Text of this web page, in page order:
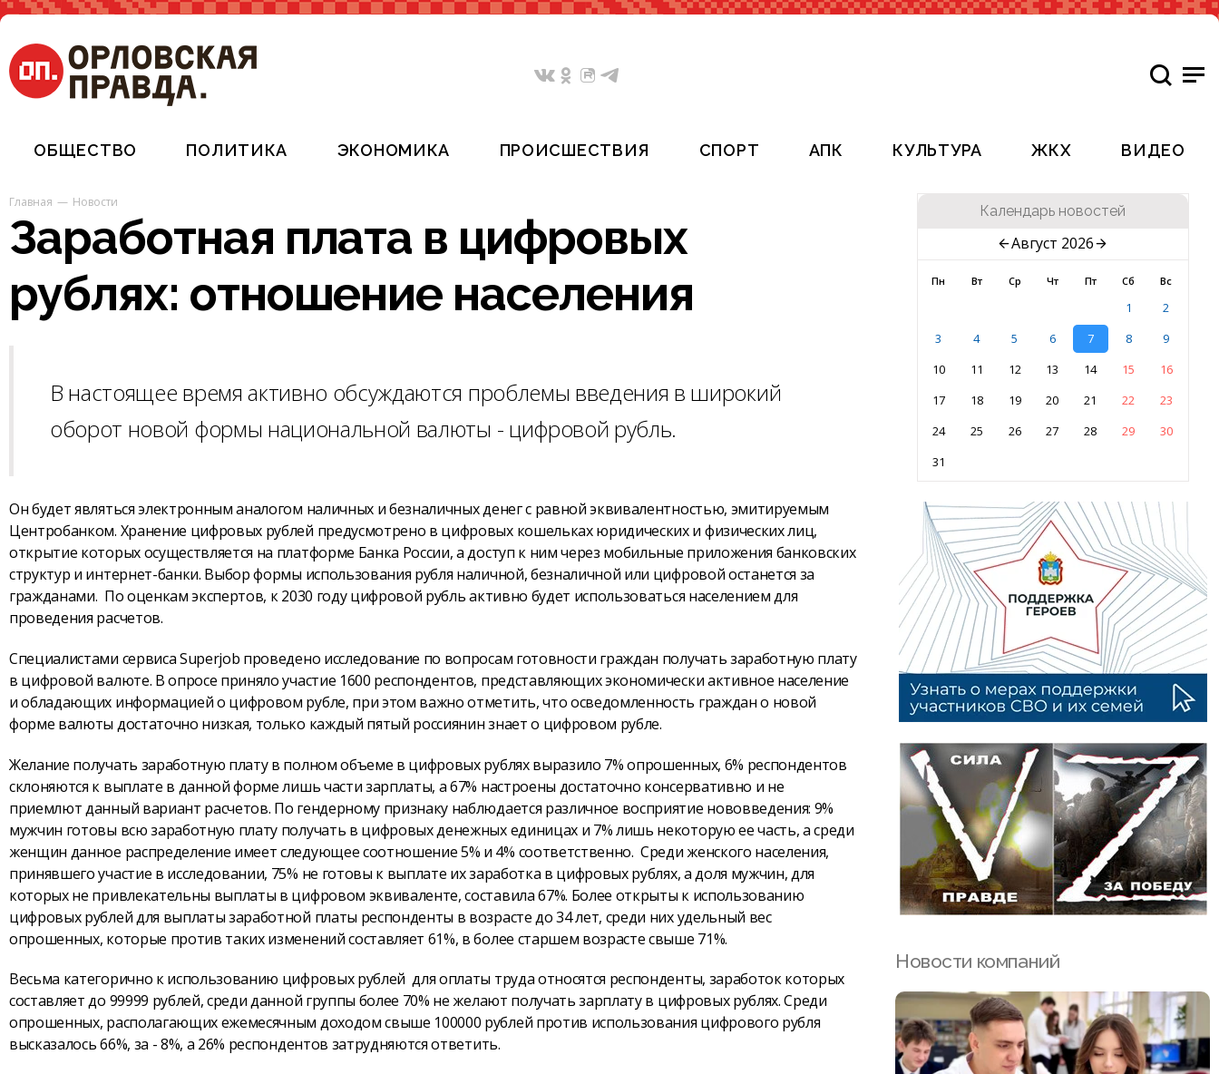
ОБЩЕСТВО ПОЛИТИКА ЭКОНОМИКА ПРОИСШЕСТВИЯ СПОРТ АПК КУЛЬТУРА ЖКХ ВИДЕО
Главная Новости
Заработная плата в цифровых
рублях: отношение населения
В настоящее время активно обсуждаются проблемы введения в широкий
оборот новой формы национальной валюты - цифровой рубль.
Он будет являться электронным аналогом наличных и безналичных денег с равной эквивалентностью, эмитируемым
Центробанком. Хранение цифровых рублей предусмотрено в цифровых кошельках юридических и физических лиц,
открытие которых осуществляется на платформе Банка России, а доступ к ним через мобильные приложения банковских
структур и интернет-банки. Выбор формы использования рубля наличной, безналичной или цифровой останется за
гражданами. По оценкам экспертов, к 2030 году цифровой рубль активно будет использоваться населением для
проведения расчетов.
Специалистами сервиса Superjob проведено исследование по вопросам готовности граждан получать заработную плату
в цифровой валюте. В опросе приняло участие 1600 респондентов, представляющих экономически активное население
и обладающих информацией о цифровом рубле, при этом важно отметить, что осведомленность граждан о новой
форме валюты достаточно низкая, только каждый пятый россиянин знает о цифровом рубле.
Желание получать заработную плату в полном объеме в цифровых рублях выразило 7% опрошенных, 6% респондентов
склоняются к выплате в данной форме лишь части зарплаты, а 67% настроены достаточно консервативно и не
приемлют данный вариант расчетов. По гендерному признаку наблюдается различное восприятие нововведения: 9%
мужчин готовы всю заработную плату получать в цифровых денежных единицах и 7% лишь некоторую ее часть, а среди
женщин данное распределение имеет следующее соотношение 5% и 4% соответственно. Среди женского населения,
принявшего участие в исследовании, 75% не готовы к выплате их заработка в цифровых рублях, а доля мужчин, для
которых не привлекательны выплаты в цифровом эквиваленте, составила 67%. Более открыты к использованию
цифровых рублей для выплаты заработной платы респонденты в возрасте до 34 лет, среди них удельный вес
опрошенных, которые против таких изменений составляет 61%, в более старшем возрасте свыше 71%.
Весьма категорично к использованию цифровых рублей для оплаты труда относятся респонденты, заработок которых
составляет до 99999 рублей, среди данной группы более 70% не желают получать зарплату в цифровых рублях. Среди
опрошенных, располагающих ежемесячным доходом свыше 100000 рублей против использования цифрового рубля
высказалось 66%, за - 8%, а 26% респондентов затрудняются ответить.
Календарь новостей
Август 2026
Пн Вт Ср Чт Пт Сб Вс
1
2
3
4 5 6 7 8
9
10
11 12 13 14 15
16
17
18 19 20 21 22
23
24
25 26 27 28 29
30
31
Новости компаний